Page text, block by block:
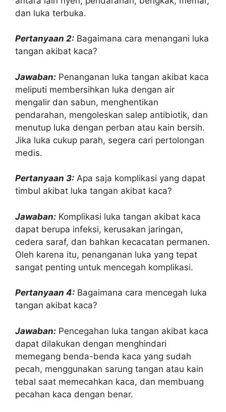
dan luka terbuka.
Pertanyaan 2: Bagaimana cara menangani luka
tangan akibat kaca?
Jawaban: Penanganan luka tangan akibat kaca
meliputi membersihkan luka dengan air
mengalir dan sabun, menghentikan
pendarahan, mengoleskan salep antibiotik, dan
menutup luka dengan perban atau kain bersih.
Jika luka cukup parah, segera cari pertolongan
medis.
Pertanyaan 3: Apa saja komplikasi yang dapat
timbul akibat luka tangan akibat kaca?
Jawaban: Komplikasi luka tangan akibat kaca
dapat berupa infeksi, kerusakan jaringan,
cedera saraf, dan bahkan kecacatan permanen.
Oleh karena itu, penanganan luka yang tepat
sangat penting untuk mencegah komplikasi.
Pertanyaan 4: Bagaimana cara mencegah luka
tangan akibat kaca?
Jawaban: Pencegahan luka tangan akibat kaca
dapat dilakukan dengan menghindari
memegang benda-benda kaca yang sudah
pecah, menggunakan sarung tangan atau kain
tebal saat memecahkan kaca, dan membuang
pecahan kaca dengan benar.